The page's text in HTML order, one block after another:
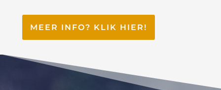
MEER INFO? KLIK HIER!